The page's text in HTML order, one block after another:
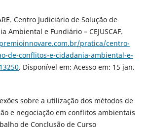
Centro Judiciário de Solução de
Ambiental e Fundiário – CEJUSCAF.
pratica/centro-
de-conflitos-e-cidadania-ambiental-e-
. Disponível em: Acesso em: 15 jan.
sobre a utilização dos métodos de
e negociação em conflitos ambientais
de Conclusão de Curso